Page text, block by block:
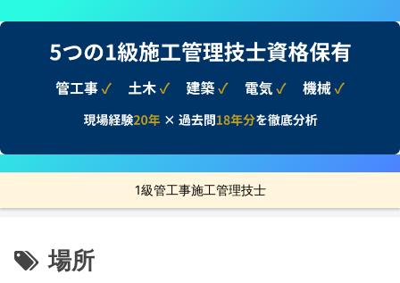
1級管工事施工管理技士
場所